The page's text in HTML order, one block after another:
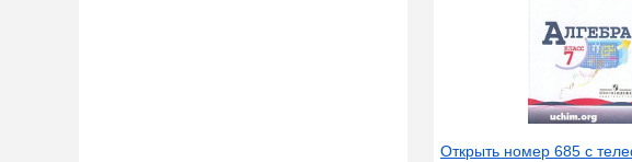
Открыть номер 685 с